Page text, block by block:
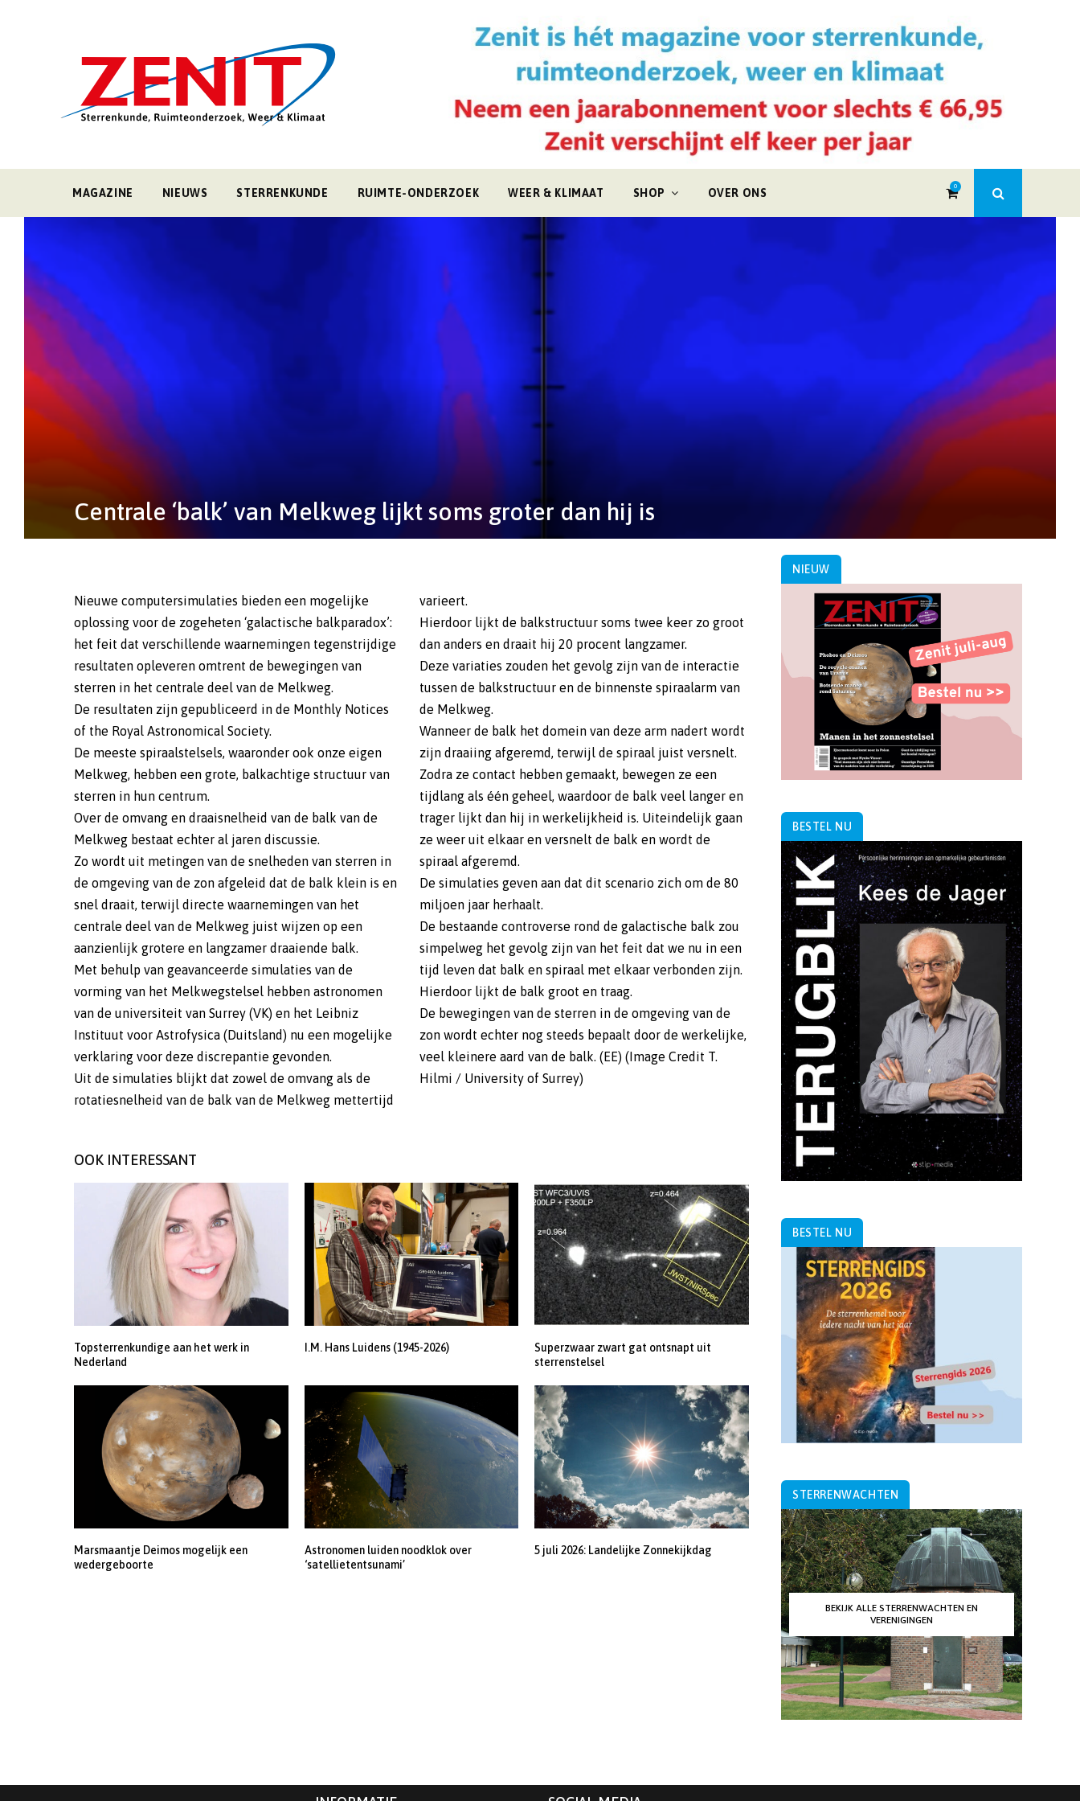
MAGAZINE NIEUWS STERRENKUNDE RUIMTE-ONDERZOEK WEER & KLIMAAT SHOP OVER ONS
0
Centrale ‘balk’ van Melkweg lijkt soms groter dan hij is
Nieuwe computersimulaties bieden een mogelijke
oplossing voor de zogeheten ‘galactische balkparadox’:
het feit dat verschillende waarnemingen tegenstrijdige
resultaten opleveren omtrent de bewegingen van
sterren in het centrale deel van de Melkweg.
De resultaten zijn gepubliceerd in de Monthly Notices
of the Royal Astronomical Society.
De meeste spiraalstelsels, waaronder ook onze eigen
Melkweg, hebben een grote, balkachtige structuur van
sterren in hun centrum.
Over de omvang en draaisnelheid van de balk van de
Melkweg bestaat echter al jaren discussie.
Zo wordt uit metingen van de snelheden van sterren in
de omgeving van de zon afgeleid dat de balk klein is en
snel draait, terwijl directe waarnemingen van het
centrale deel van de Melkweg juist wijzen op een
aanzienlijk grotere en langzamer draaiende balk.
Met behulp van geavanceerde simulaties van de
vorming van het Melkwegstelsel hebben astronomen
van de universiteit van Surrey (VK) en het Leibniz
Instituut voor Astrofysica (Duitsland) nu een mogelijke
verklaring voor deze discrepantie gevonden.
Uit de simulaties blijkt dat zowel de omvang als de
rotatiesnelheid van de balk van de Melkweg mettertijd
varieert.
Hierdoor lijkt de balkstructuur soms twee keer zo groot
dan anders en draait hij 20 procent langzamer.
Deze variaties zouden het gevolg zijn van de interactie
tussen de balkstructuur en de binnenste spiraalarm van
de Melkweg.
Wanneer de balk het domein van deze arm nadert wordt
zijn draaiing afgeremd, terwijl de spiraal juist versnelt.
Zodra ze contact hebben gemaakt, bewegen ze een
tijdlang als één geheel, waardoor de balk veel langer en
trager lijkt dan hij in werkelijkheid is. Uiteindelijk gaan
ze weer uit elkaar en versnelt de balk en wordt de
spiraal afgeremd.
De simulaties geven aan dat dit scenario zich om de 80
miljoen jaar herhaalt.
De bestaande controverse rond de galactische balk zou
simpelweg het gevolg zijn van het feit dat we nu in een
tijd leven dat balk en spiraal met elkaar verbonden zijn.
Hierdoor lijkt de balk groot en traag.
De bewegingen van de sterren in de omgeving van de
zon wordt echter nog steeds bepaalt door de werkelijke,
veel kleinere aard van de balk. (EE) (Image Credit T.
Hilmi / University of Surrey)
OOK INTERESSANT
Topsterrenkundige aan het werk in
Nederland
I.M. Hans Luidens (1945-2026)
Superzwaar zwart gat ontsnapt uit
sterrenstelsel
Marsmaantje Deimos mogelijk een
wedergeboorte
Astronomen luiden noodklok over
‘satellietentsunami’
5 juli 2026: Landelijke Zonnekijkdag
NIEUW
BESTEL NU
BESTEL NU
STERRENWACHTEN
BEKIJK ALLE STERRENWACHTEN EN
VERENIGINGEN